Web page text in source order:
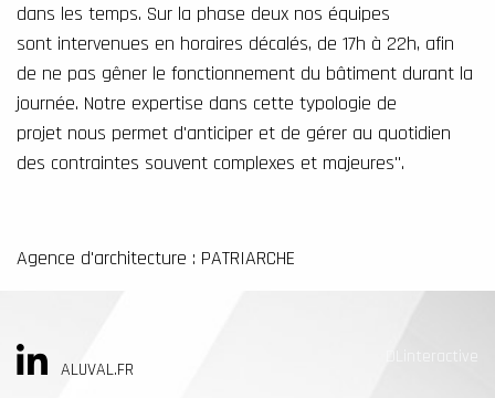
dans les temps. Sur la phase deux nos équipes
sont intervenues en horaires décalés, de 17h à 22h, afin
de ne pas gêner le fonctionnement du bâtiment durant la
journée. Notre expertise dans cette typologie de
projet nous permet d'anticiper et de gérer au quotidien
des contraintes souvent complexes et majeures".
Agence d'architecture : PATRIARCHE
ALUVAL.FR
DLinteractive